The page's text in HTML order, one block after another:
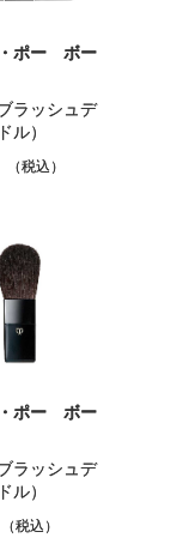
ポー ボー
ラッシュデ
ル）
（税込）
ポー ボー
ラッシュデ
ル）
（税込）